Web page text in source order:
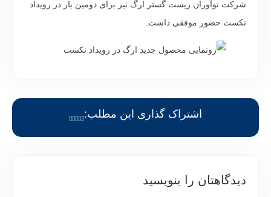
شرکت نوآوران زیست گستر ارگ نیز برای دومین بار در رویداد
نکست حضور موفقی داشت.
اشتراک گذاری این مطلب:
دیدگاهتان را بنویسید